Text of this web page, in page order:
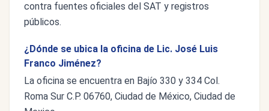
contra fuentes oficiales del SAT y registros
públicos.
¿Dónde se ubica la oficina de Lic. José Luis
Franco Jiménez?
La oficina se encuentra en Bajío 330 y 334 Col.
Roma Sur C.P. 06760, Ciudad de México, Ciudad de